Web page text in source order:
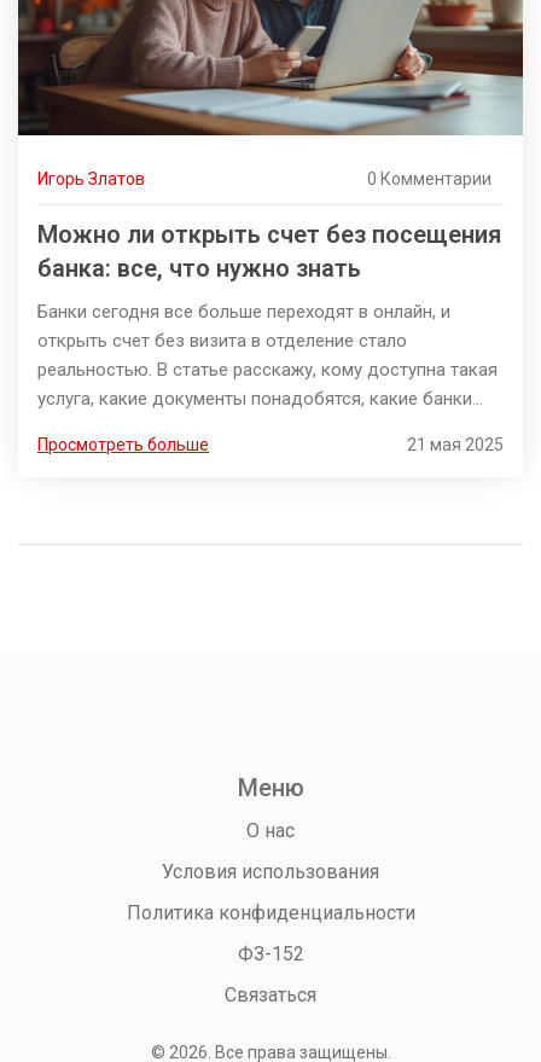
Игорь Златов 0 Комментарии
Можно ли открыть счет без посещения
банка: все, что нужно знать
Банки сегодня все больше переходят в онлайн, и
открыть счет без визита в отделение стало
реальностью. В статье расскажу, кому доступна такая
услуга, какие документы понадобятся, какие банки
процедура. Обсудим, на что стоит обратить внимание,
помогут не ошибиться при выборе.
Просмотреть больше 21 мая 2025
Меню
О нас
Условия использования
Политика конфиденциальности
ФЗ-152
Связаться
© 2026. Все права защищены.